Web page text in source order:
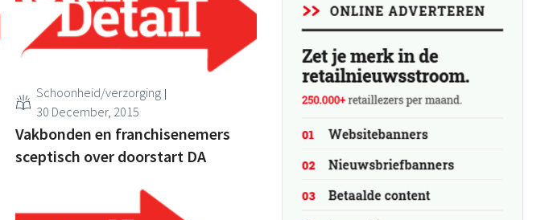
Schoonheid/verzorging
30 December, 2015
Vakbonden en franchisenemers
sceptisch over doorstart DA